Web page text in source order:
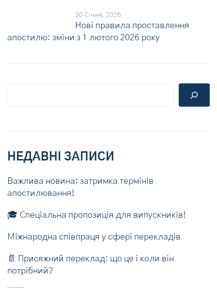
30 Січня, 2026
Нові правила проставлення
апостилю: зміни з 1 лютого 2026 року
НЕДАВНІ ЗАПИСИ
Важлива новина: затримка термінів
апостилювання!
🎓 Спеціальна пропозиція для випускників!
Міжнародна співпраця у сфері перекладів
📄 Присяжний переклад: що це і коли він
потрібний?